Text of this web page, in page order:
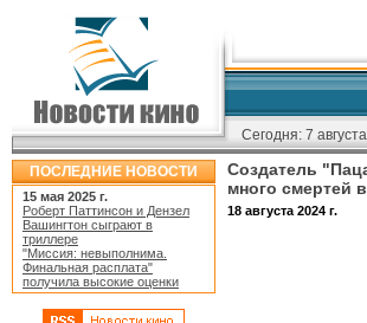
Сегодня: 7
ПОСЛЕДНИЕ НОВОСТИ
15 мая 2025 г.
Роберт Паттинсон и Дензел
Вашингтон сыграют в
триллере
"Миссия: невыполнима.
Финальная расплата"
получила высокие оценки
Создатель
много смертей
18 августа 2024 г.